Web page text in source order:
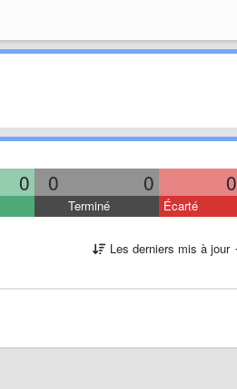
0 0 0 0
Terminé Écarté
Les derniers mis à jour